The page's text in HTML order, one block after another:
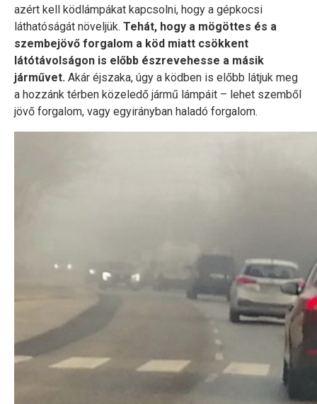
azért kell ködlámpákat kapcsolni, hogy a gépkocsi
láthatóságát növeljük. Tehát, hogy a mögöttes és a
szembejövő forgalom a köd miatt csökkent
látótávolságon is előbb észrevehesse a másik
járművet. Akár éjszaka, úgy a ködben is előbb látjuk meg
a hozzánk térben közeledő jármű lámpáit – lehet szemből
jövő forgalom, vagy egyirányban haladó forgalom.